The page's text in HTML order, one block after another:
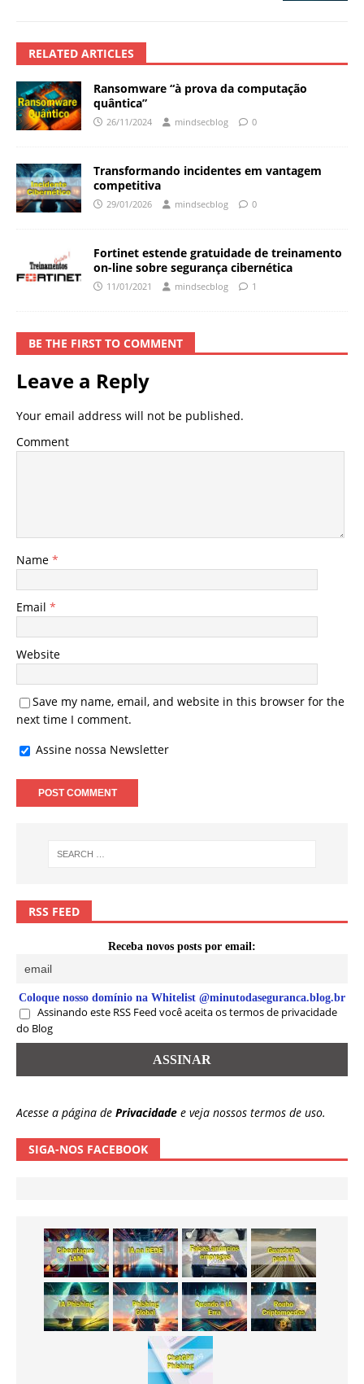
RELATED ARTICLES
Ransomware “à prova da computação
quântica”
26/11/2024 mindsecblog 0
Transformando incidentes em vantagem
competitiva
29/01/2026 mindsecblog 0
Fortinet estende gratuidade de treinamento
on-line sobre segurança cibernética
11/01/2021 mindsecblog 1
BE THE FIRST TO COMMENT
Leave a Reply
Your email address will not be published.
Comment
Name *
Email *
Website
Save my name, email, and website in this browser for the
next time I comment.
Assine nossa Newsletter
RSS FEED
Receba novos posts por email:
Coloque nosso domínio na Whitelist @minutodaseguranca.blog.br
Assinando este RSS Feed você aceita os termos de privacidade
do Blog
Acesse a página de Privacidade e veja nossos termos de uso.
SIGA-NOS FACEBOOK